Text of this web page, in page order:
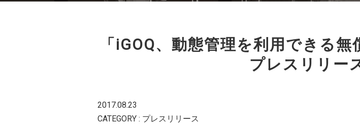
取材のご依頼、プレス関連に
お問い合
「iGOQ、動態管理を利用できる
プレスリリー
2017.08.23
CATEGORY : プレスリリース